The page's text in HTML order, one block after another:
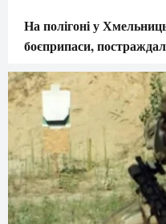
На полігоні у
боєприпаси,